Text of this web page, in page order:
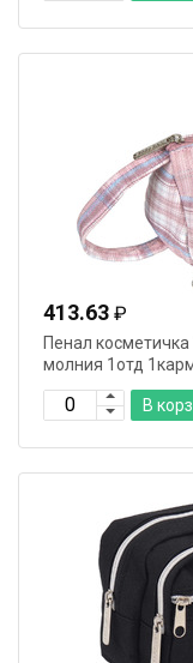
413.63 ₽
Пенал
молния 1отд
В